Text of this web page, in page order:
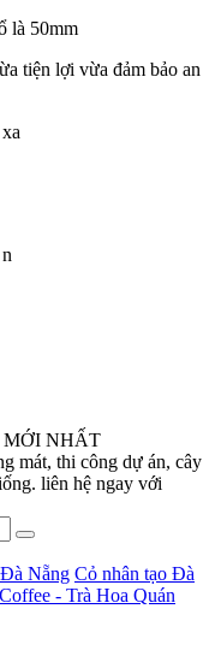
là 50mm
tiện lợi vừa đảm bảo an
MỚI NHẤT
mát, thi công dự án, cây
liên hệ ngay với
Nẵng Cỏ nhân tạo Đà
- Trà Hoa Quán